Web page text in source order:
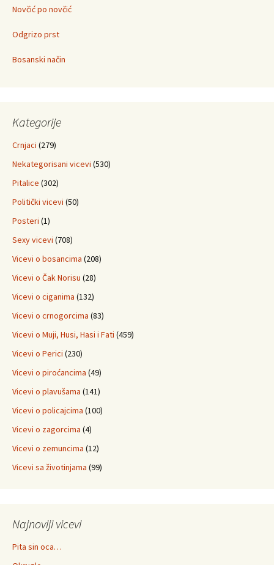
Novčić po novčić
Odgrizo prst
Bosanski način
Kategorije
Crnjaci (279)
Nekategorisani vicevi (530)
Pitalice (302)
Politički vicevi (50)
Posteri (1)
Sexy vicevi (708)
Vicevi o bosancima (208)
Vicevi o Čak Norisu (28)
Vicevi o ciganima (132)
Vicevi o crnogorcima (83)
Vicevi o Muji, Husi, Hasi i Fati (459)
Vicevi o Perici (230)
Vicevi o piroćancima (49)
Vicevi o plavušama (141)
Vicevi o policajcima (100)
Vicevi o zagorcima (4)
Vicevi o zemuncima (12)
Vicevi sa životinjama (99)
Najnoviji vicevi
Pita sin oca…